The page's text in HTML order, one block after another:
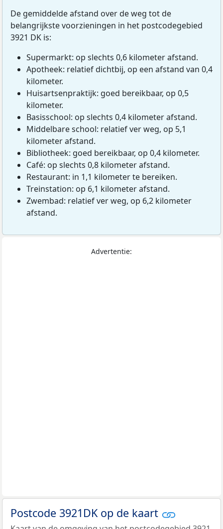
De gemiddelde afstand over de weg tot de
belangrijkste voorzieningen in het postcodegebied
3921 DK is:
Supermarkt: op slechts 0,6 kilometer afstand.
Apotheek: relatief dichtbij, op een afstand van 0,4
kilometer.
Huisartsenpraktijk: goed bereikbaar, op 0,5
kilometer.
Basisschool: op slechts 0,4 kilometer afstand.
Middelbare school: relatief ver weg, op 5,1
kilometer afstand.
Bibliotheek: goed bereikbaar, op 0,4 kilometer.
Café: op slechts 0,8 kilometer afstand.
Restaurant: in 1,1 kilometer te bereiken.
Treinstation: op 6,1 kilometer afstand.
Zwembad: relatief ver weg, op 6,2 kilometer
afstand.
Advertentie:
Postcode 3921DK op de kaart